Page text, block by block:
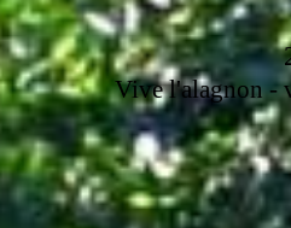
Vive l'alagnon -